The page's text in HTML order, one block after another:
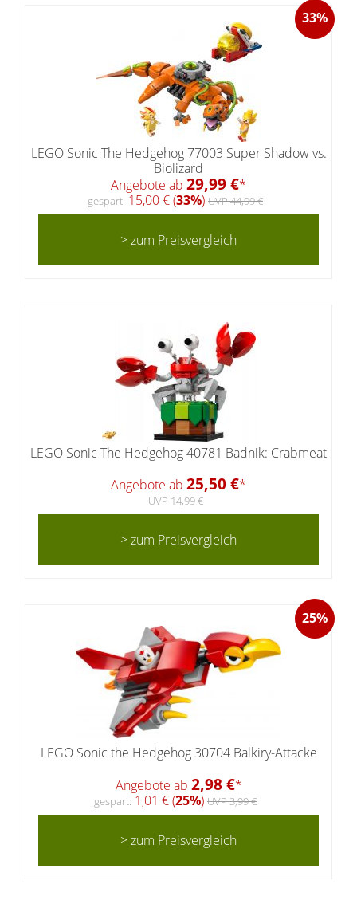
33%
LEGO Sonic The Hedgehog 77003 Super Shadow vs.
Biolizard
Angebote ab 29,99 €*
gespart: 15,00 € (33%) UVP 44,99 €
> zum Preisvergleich
LEGO Sonic The Hedgehog 40781 Badnik: Crabmeat
Angebote ab 25,50 €*
UVP 14,99 €
> zum Preisvergleich
25%
LEGO Sonic the Hedgehog 30704 Balkiry-Attacke
Angebote ab 2,98 €*
gespart: 1,01 € (25%) UVP 3,99 €
> zum Preisvergleich